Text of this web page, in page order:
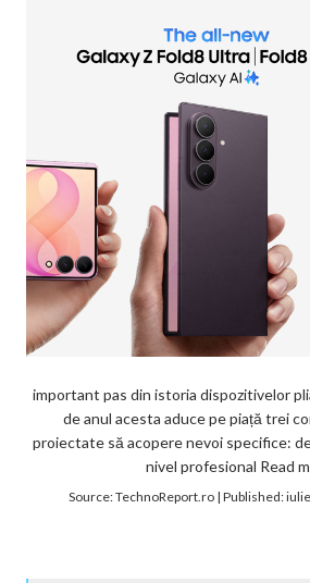
important pas din istoria dispozitivelor
de anul acesta aduce pe piață trei
proiectate să acopere nevoi specifice:
nivel profesional Read
Source:TechnoReport.ro| Published: